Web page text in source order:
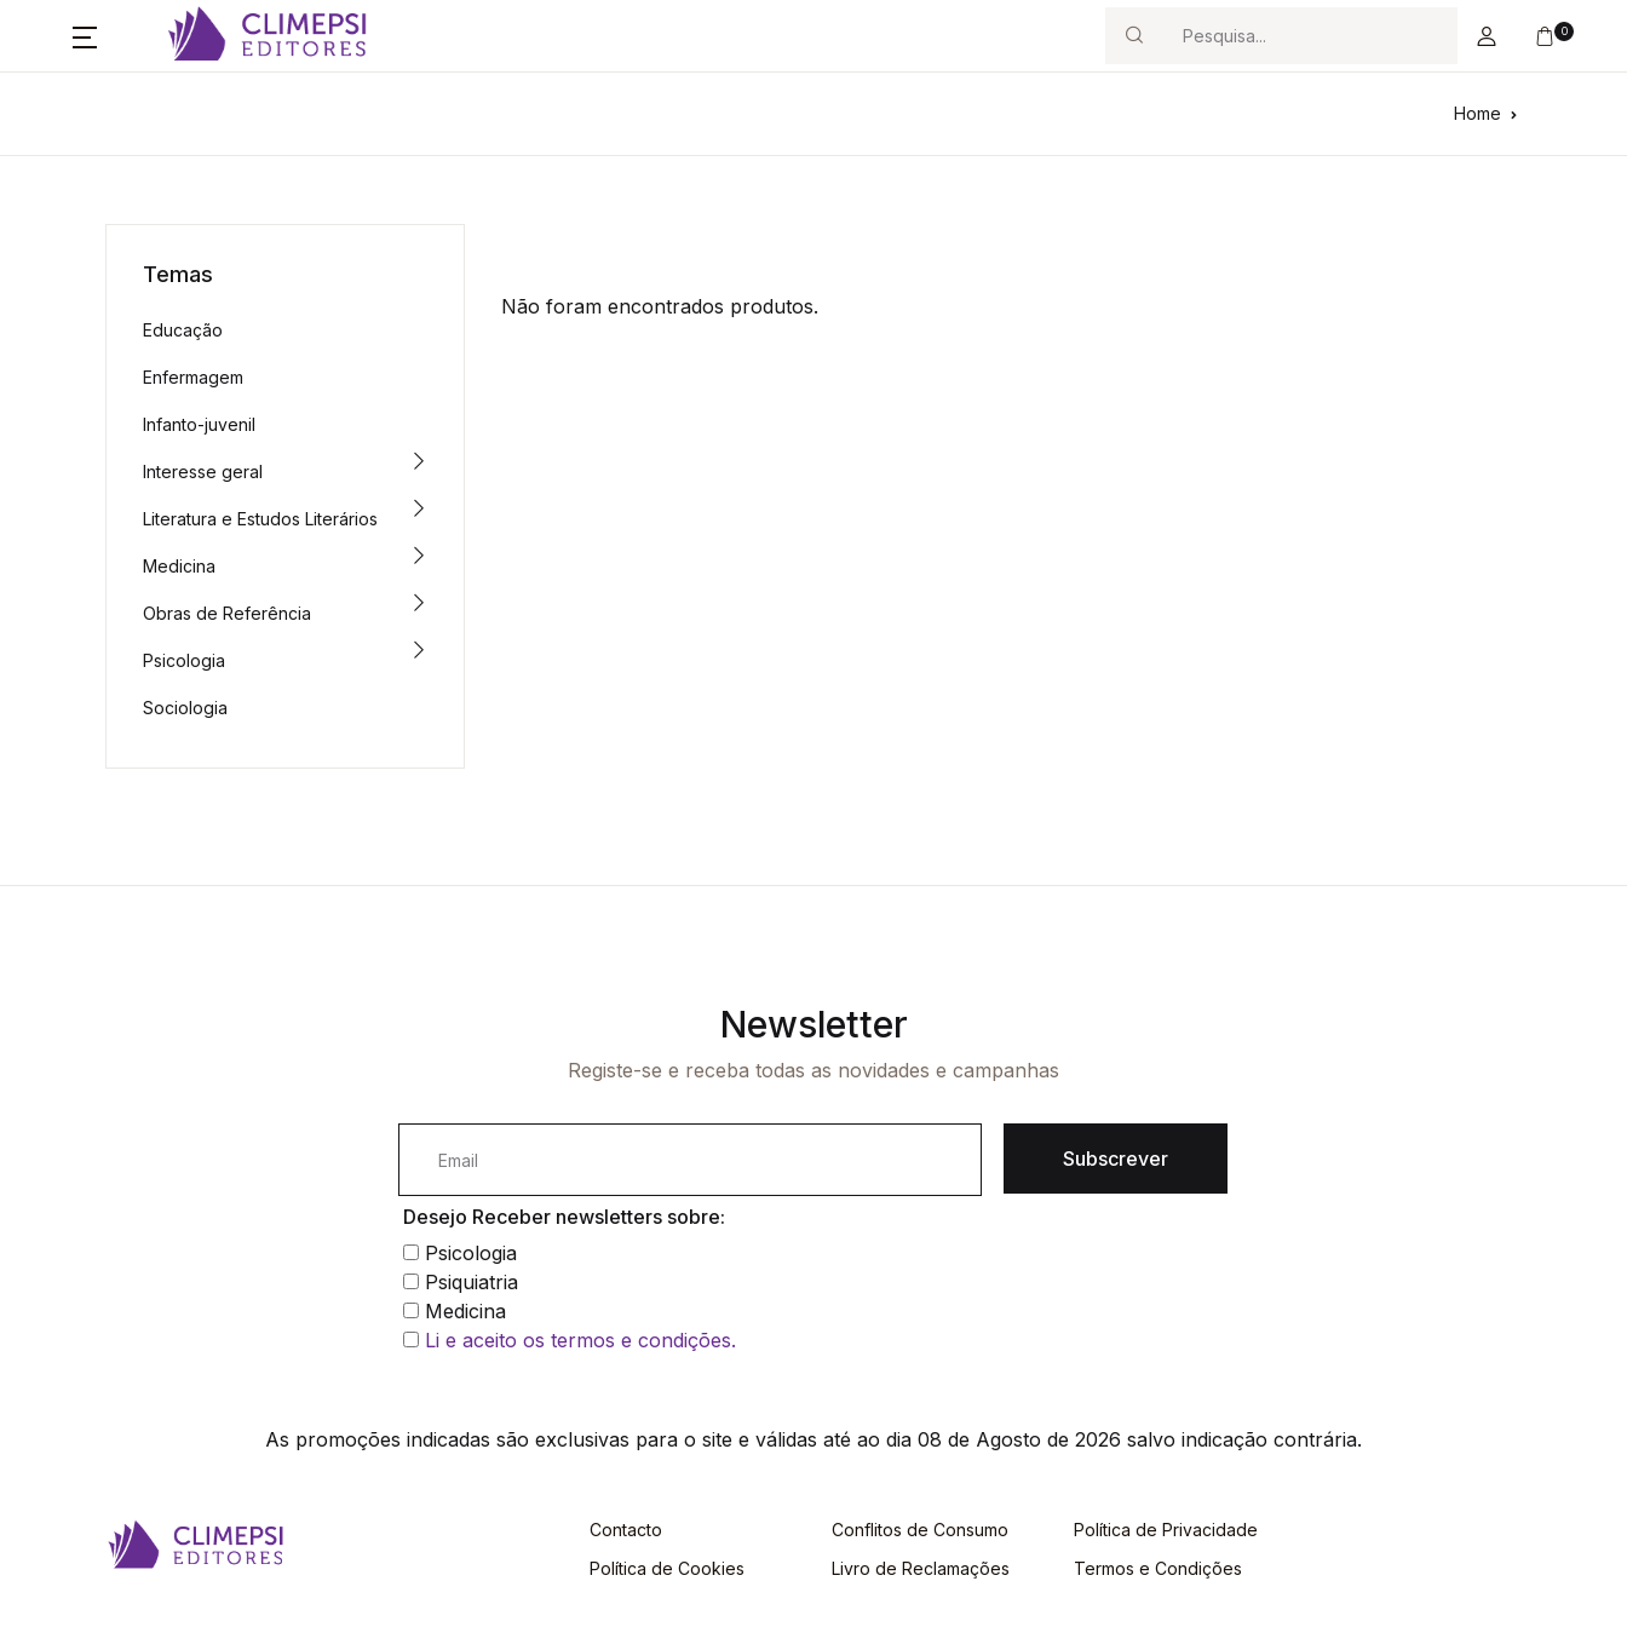
Search
0
Home
Não foram encontrados produtos.
Temas
Educação
Enfermagem
Infanto-juvenil
Interesse geral
Literatura e Estudos Literários
Medicina
Obras de Referência
Psicologia
Sociologia
Newsletter
Registe-se e receba todas as novidades e campanhas
Subscrever
Desejo Receber newsletters sobre:
Psicologia
Psiquiatria
Medicina
Li e aceito os termos e condições.
As promoções indicadas são exclusivas para o site e válidas até ao dia 08 de Agosto de 2026 salvo indicação contrária.
Contacto
Política de Cookies
Conflitos de Consumo
Livro de Reclamações
Política de Privacidade
Termos e Condições